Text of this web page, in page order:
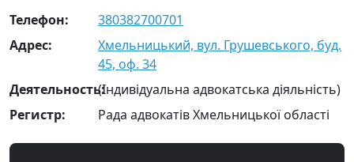
Телефон:
380382700701
Адрес:
Хмельницький, вул. Грушевського, буд.
45, оф. 34
Деятельность:(Індивідуальна адвокатська діяльність)
Регистр:
Рада адвокатів Хмельницької області